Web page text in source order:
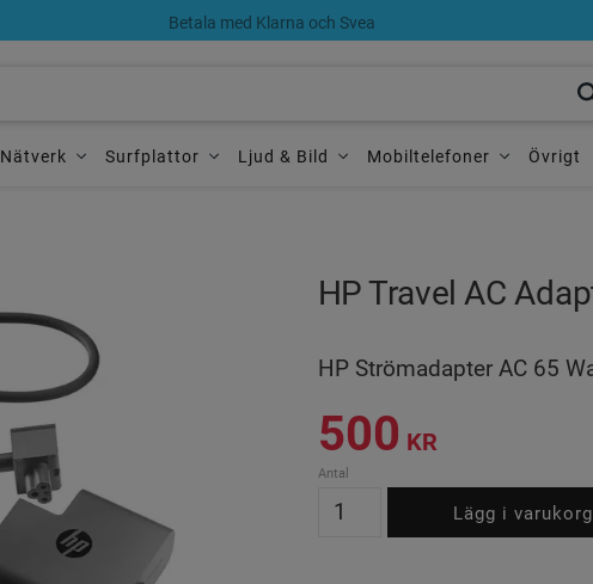
Betala med Klarna och Svea
Nätverk Surfplattor Ljud & Bild Mobiltelefoner Övrigt
HP Travel AC
HP Strömadapter AC 65
500 KR
Antal